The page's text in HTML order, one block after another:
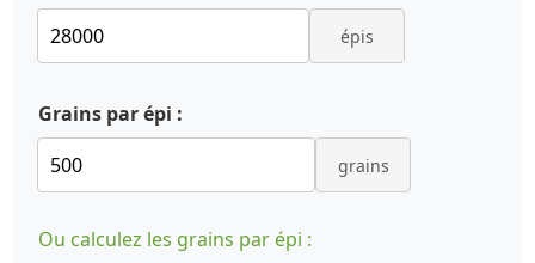
épis
Grains par épi :
grains
Ou calculez les grains par épi :